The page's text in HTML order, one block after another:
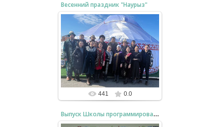
Весенний праздник "Наурыз"
22.12.2024
МО физики и информатики
bzfar77
441 0.0
Выпуск Школы программирования Яндекс - 2024